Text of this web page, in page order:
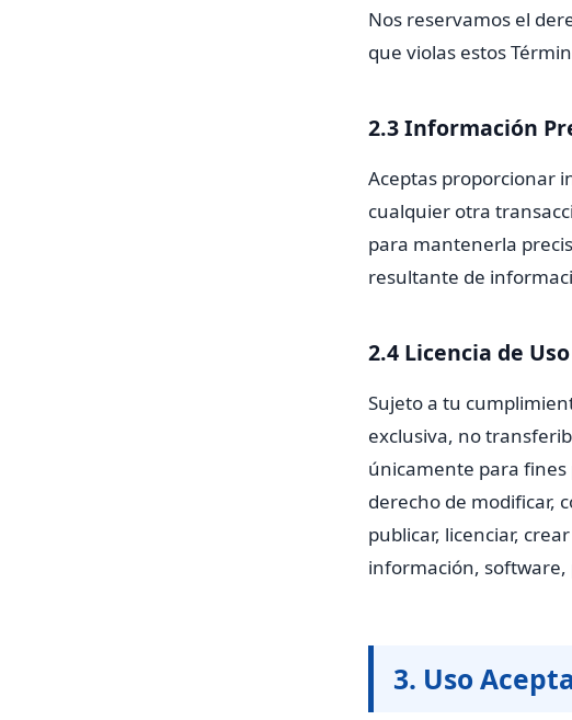
Nos reservamos el
que violas estos
2.3 Información
Aceptas proporcionar
cualquier otra
para mantenerla
resultante de
2.4 Licencia de Uso
Sujeto a tu
exclusiva, no
únicamente para fines
derecho de modificar,
publicar, licenciar,
información, software,
3. Uso